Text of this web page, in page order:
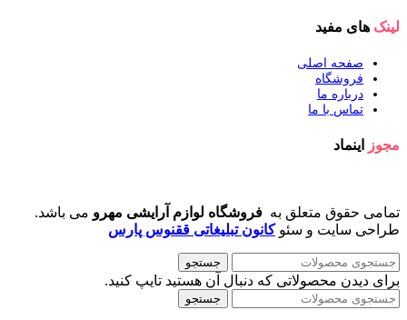
لینک های مفید
صفحه اصلی
فروشگاه
درباره ما
تماس با ما
مجوز اینماد
تمامی حقوق متعلق به فروشگاه لوازم آرایشی مهرو می باشد.
طراحی سایت و سئوکانون تبلیغاتی ققنوس پارس
جستجو
برای دیدن محصولاتی که دنبال آن هستید تایپ کنید.
جستجو